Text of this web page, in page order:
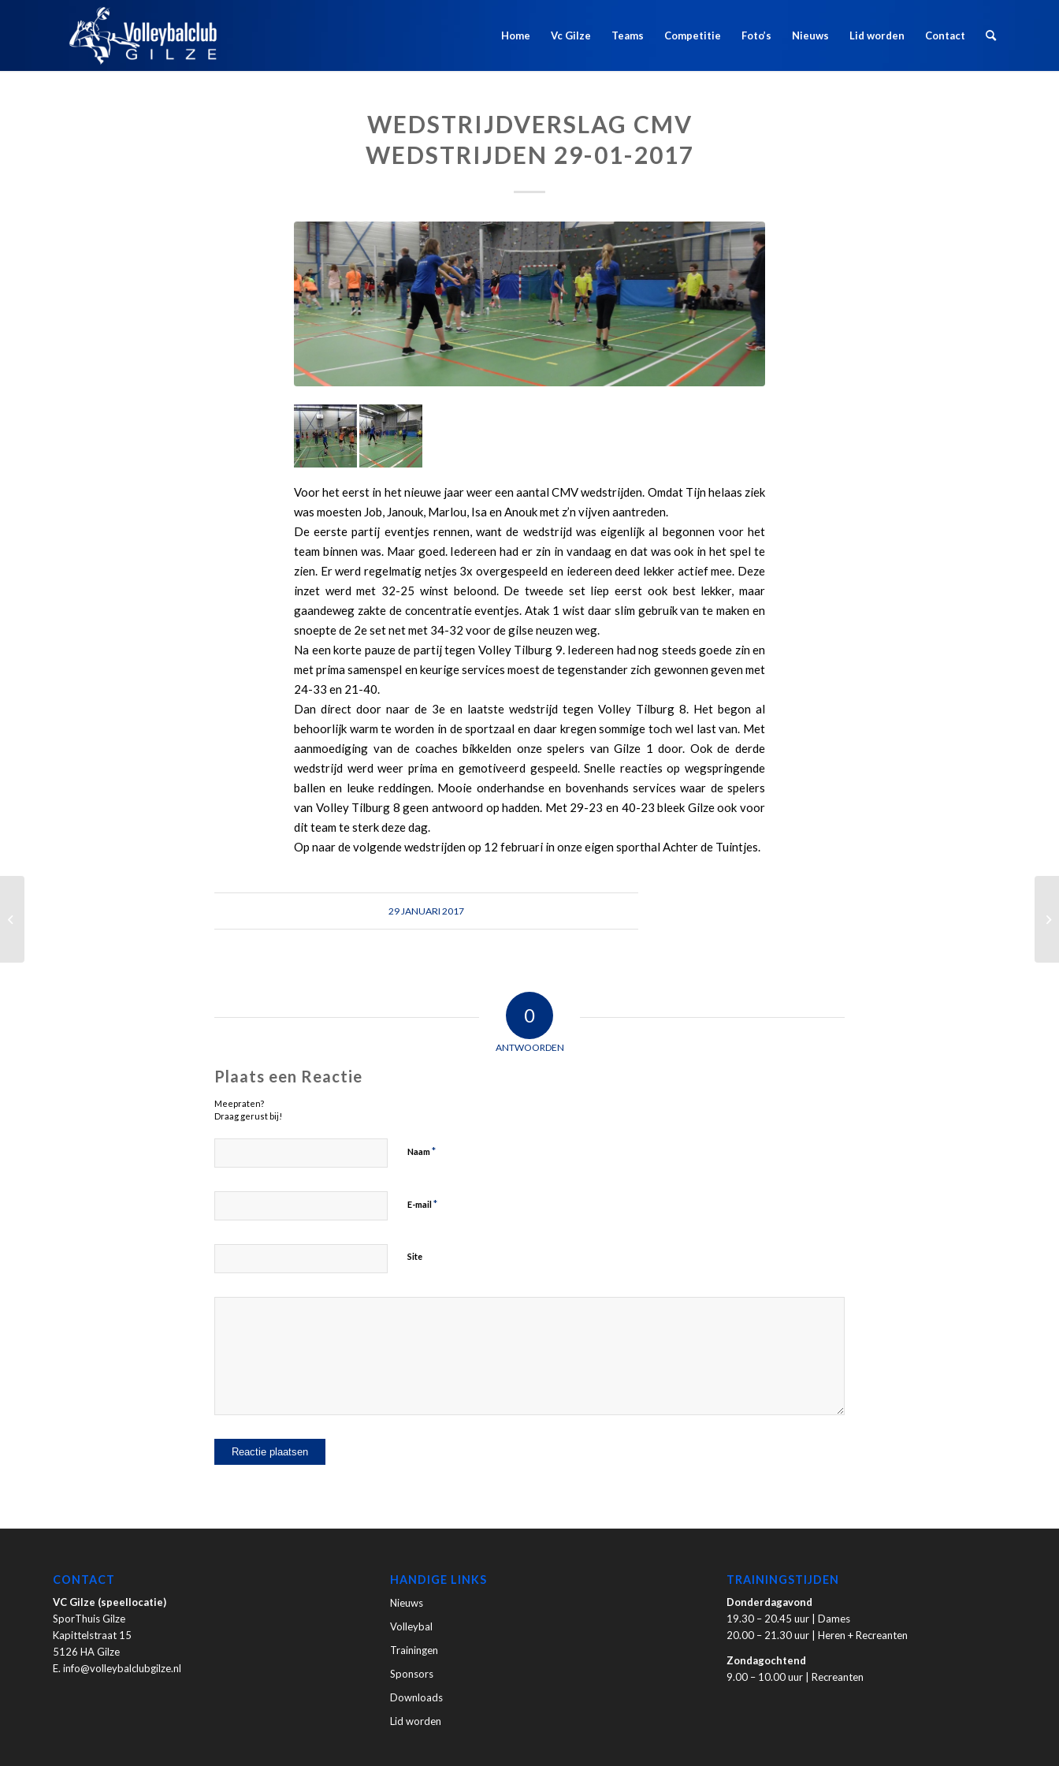
Home Vc Gilze Teams Competitie Foto’s Nieuws Lid worden Contact
WEDSTRIJDVERSLAG CMV
WEDSTRIJDEN 29-01-2017
Voor het eerst in het nieuwe jaar weer een aantal CMV wedstrijden. Omdat Tijn helaas ziek
was moesten Job, Janouk, Marlou, Isa en Anouk met z’n vijven aantreden.
De eerste partij eventjes rennen, want de wedstrijd was eigenlijk al begonnen voor het
team binnen was. Maar goed. Iedereen had er zin in vandaag en dat was ook in het spel te
zien. Er werd regelmatig netjes 3x overgespeeld en iedereen deed lekker actief mee. Deze
inzet werd met 32-25 winst beloond. De tweede set liep eerst ook best lekker, maar
gaandeweg zakte de concentratie eventjes. Atak 1 wist daar slim gebruik van te maken en
snoepte de 2e set net met 34-32 voor de gilse neuzen weg.
Na een korte pauze de partij tegen Volley Tilburg 9. Iedereen had nog steeds goede zin en
met prima samenspel en keurige services moest de tegenstander zich gewonnen geven met
24-33 en 21-40.
Dan direct door naar de 3e en laatste wedstrijd tegen Volley Tilburg 8. Het begon al
behoorlijk warm te worden in de sportzaal en daar kregen sommige toch wel last van. Met
aanmoediging van de coaches bikkelden onze spelers van Gilze 1 door. Ook de derde
wedstrijd werd weer prima en gemotiveerd gespeeld. Snelle reacties op wegspringende
ballen en leuke reddingen. Mooie onderhandse en bovenhands services waar de spelers
van Volley Tilburg 8 geen antwoord op hadden. Met 29-23 en 40-23 bleek Gilze ook voor
dit team te sterk deze dag.
Op naar de volgende wedstrijden op 12 februari in onze eigen sporthal Achter de Tuintjes.
29 JANUARI 2017
0
ANTWOORDEN
Plaats een Reactie
Meepraten?
Draag gerust bij!
Naam*
E-mail *
Site
CONTACT
VC Gilze (speellocatie)
SporThuis Gilze
Kapittelstraat 15
5126 HA Gilze
E. info@volleybalclubgilze.nl
HANDIGE LINKS
Nieuws
Volleybal
Trainingen
Sponsors
Downloads
Lid worden
TRAININGSTIJDEN
Donderdagavond
19.30 – 20.45 uur | Dames
20.00 – 21.30 uur | Heren + Recreanten
Zondagochtend
9.00 – 10.00 uur | Recreanten